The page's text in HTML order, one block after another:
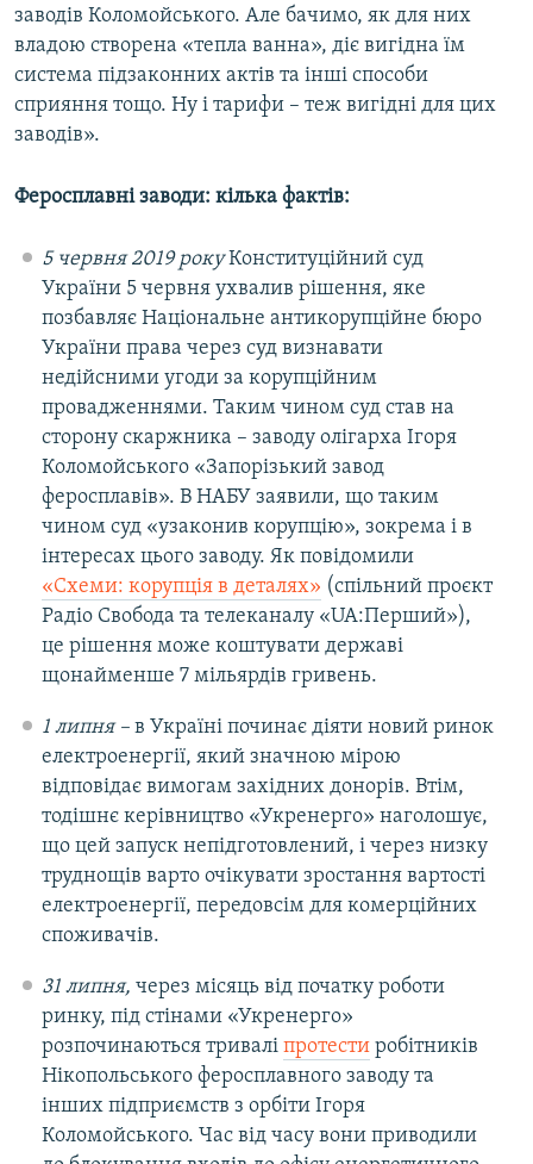
заводів Коломойського. Але бачимо, як для них
владою створена «тепла ванна», діє вигідна їм
система підзаконних актів та інші способи
сприяння тощо. Ну і тарифи – теж вигідні для цих
заводів».
Феросплавні заводи: кілька фактів:
5 червня 2019 рокуКонституційний суд
України 5 червня ухвалив рішення, яке
позбавляє Національне антикорупційне бюро
України права через суд визнавати
недійсними угоди за корупційним
провадженнями. Таким чином суд став на
сторону скаржника – заводу олігарха Ігоря
Коломойського «Запорізький завод
феросплавів». В НАБУ заявили, що таким
чином суд «узаконив корупцію», зокрема і в
інтересах цього заводу. Як повідомили
«Схеми: корупція в деталях» (спільний проєкт
Радіо Свобода та телеканалу «UA:Перший»),
це рішення може коштувати державі
щонайменше 7 мільярдів гривень.
1 липня –в Україні починає діяти новий ринок
електроенергії, який значною мірою
відповідає вимогам західних донорів. Втім,
тодішнє керівництво «Укренерго» наголошує,
що цей запуск непідготовлений, і через низку
труднощів варто очікувати зростання вартості
електроенергії, передовсім для комерційних
споживачів.
31 липня, через місяць від початку роботи
ринку, під стінами «Укренерго»
розпочинаються тривалі протестиробітників
Нікопольського феросплавного заводу та
інших підприємств з орбіти Ігоря
Коломойського. Час від часу вони приводили